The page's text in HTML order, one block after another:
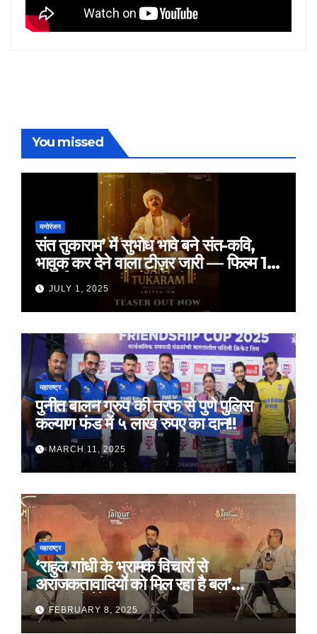
You missed
मनोरंजन
संत तुकाराम’ में सुभोध भावे बने संत-कवि,
भावुक कर देने वाला टीज़र जारी — फिल्म 18
जुलाई 2025 को होगी रिलीज़
JULY 1, 2025
महाराष्ट्र
पुनीत बालन ग्रुप की तरफ से पुणे पुलिस
कल्याण फंड में ५ लाख रुपए का दान!!
MARCH 11, 2025
महाराष्ट्र
‘राहुल गांधी के भ्रामक विचारों से
अराजकतावादियों को मिल रहा है बल’
मुख्यमंत्री देवेंद्र फडणवीस का आरोप
FEBRUARY 8, 2025